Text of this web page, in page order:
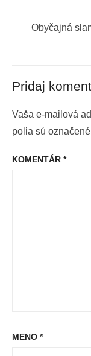
NextObyčajná
Pridaj
Vaša e-mailová
polia sú označené
KOMENTÁR *
MENO *